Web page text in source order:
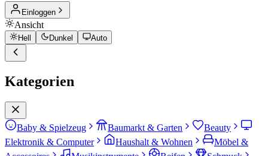
Einloggen
Ansicht
Hell Dunkel Auto
Kategorien
Baby & Spielzeug Baumarkt & Garten
Beauty
Elektronik & Computer
Haushalt & Wohnen
Möbel &